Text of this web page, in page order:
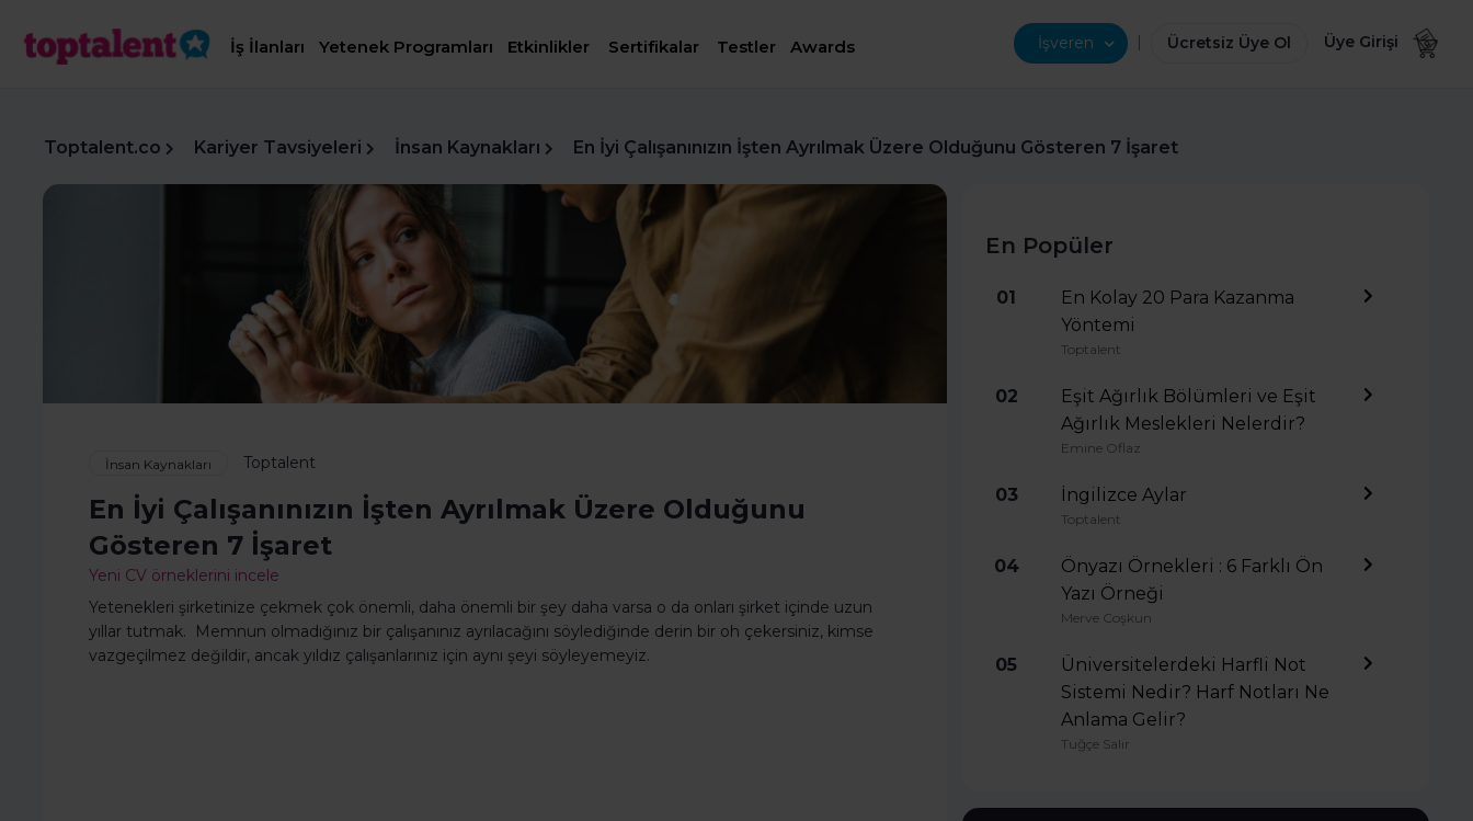
İş İlanları Yetenek Programları Etkinlikler Sertifikalar Testler Awards İşveren | Ücretsiz Üye Ol Üye Girişi
Toptalent.co Kariyer Tavsiyeleri İnsan Kaynakları En İyi Çalışanınızın İşten Ayrılmak Üzere Olduğunu Gösteren 7 İşaret
İnsan Kaynakları Toptalent
En İyi Çalışanınızın İşten Ayrılmak Üzere Olduğunu
Gösteren 7 İşaret
Yeni CV örneklerini incele
Yetenekleri şirketinize çekmek çok önemli, daha önemli bir şey daha varsa o da onları şirket içinde uzun
yıllar tutmak. Memnun olmadığınız bir çalışanınız ayrılacağını söylediğinde derin bir oh çekersiniz, kimse
vazgeçilmez değildir, ancak yıldız çalışanlarınız için aynı şeyi söyleyemeyiz.
En Popüler
01
En Kolay 20 Para Kazanma
Yöntemi
Toptalent
02
Eşit Ağırlık Bölümleri ve Eşit
Ağırlık Meslekleri Nelerdir?
Emine Oflaz
03 İngilizce Aylar
Toptalent
04
Önyazı Örnekleri : 6 Farklı Ön
Yazı Örneği
Merve Coşkun
05
Üniversitelerdeki Harfli Not
Sistemi Nedir? Harf Notları Ne
Anlama Gelir?
Tuğçe Salır